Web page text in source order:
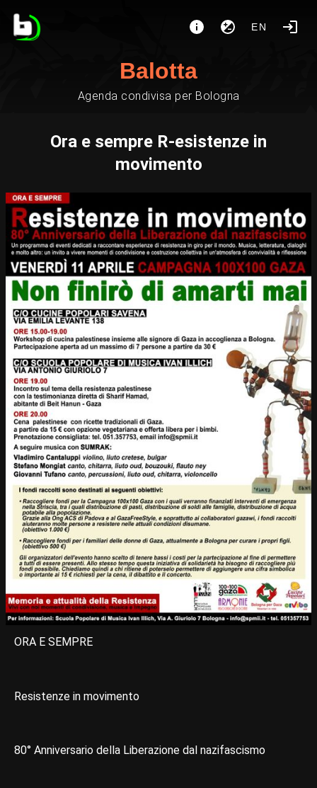
EN
Balotta
Agenda condivisa per Bologna
Ora e sempre R-esistenze in
movimento
ORA E SEMPRE
Resistenze in movimento
80° Anniversario della Liberazione dal nazifascismo